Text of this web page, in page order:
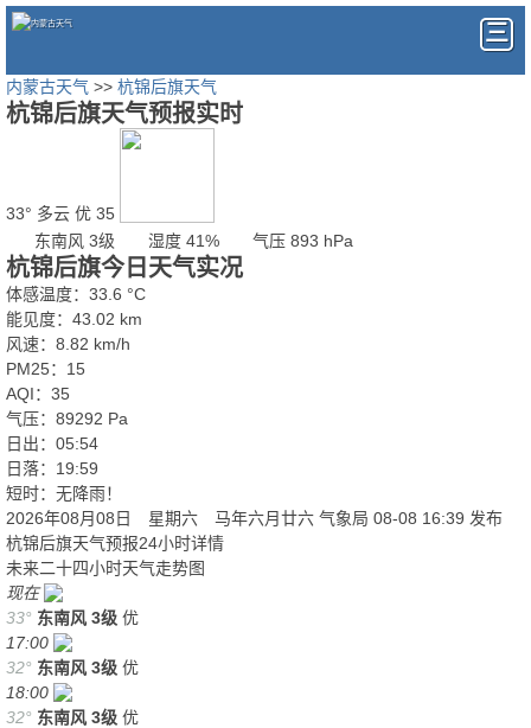
内蒙古天气 >> 杭锦后旗天气
杭锦后旗天气预报实时
33° 多云 优 35
东南风 3级
湿度 41% 气压 893 hPa
杭锦后旗今日天气实况
体感温度：33.6 °C
能见度：43.02 km
风速：8.82 km/h
PM25：15
AQI：35
气压：89292 Pa
日出：05:54
日落：19:59
短时：无降雨！
2026年08月08日 星期六 马年六月廿六 气象局 08-08 16:39 发布
杭锦后旗天气预报24小时详情
未来二十四小时天气走势图
现在
33° 东南风 3级 优
17:00
32° 东南风 3级 优
18:00
32° 东南风 3级 优